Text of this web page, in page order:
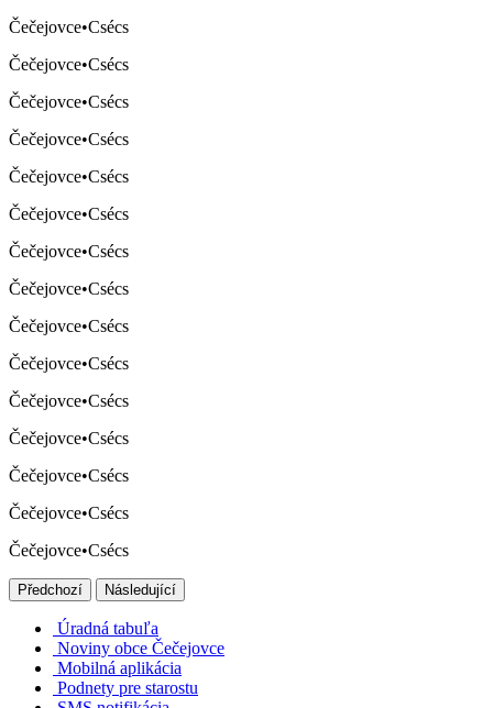
Čečejovce•Csécs
Čečejovce•Csécs
Čečejovce•Csécs
Čečejovce•Csécs
Čečejovce•Csécs
Čečejovce•Csécs
Čečejovce•Csécs
Čečejovce•Csécs
Čečejovce•Csécs
Čečejovce•Csécs
Čečejovce•Csécs
Čečejovce•Csécs
Čečejovce•Csécs
Čečejovce•Csécs
Čečejovce•Csécs
Předchozí Následující
Úradná tabuľa
Noviny obce Čečejovce
Mobilná aplikácia
Podnety pre starostu